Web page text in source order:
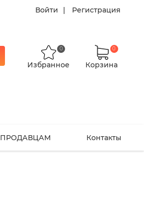
Войти Регистрация
Избранное
0
Корзина
0
ПРОДАВЦАМ Контакты